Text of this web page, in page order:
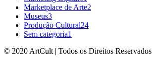
Marketplace de Arte2
Museus3
Produção Cultural24
Sem categoria1
© 2020 ArtCult | Todos os Direitos Reservados